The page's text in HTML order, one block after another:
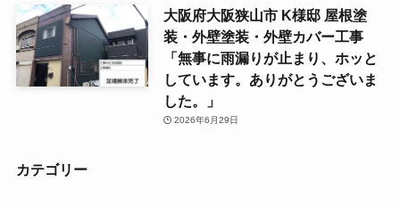
大阪府大阪狭山市 K様邸 屋根塗
装・外壁塗装・外壁カバー工事
「無事に雨漏りが止まり、ホッと
しています。ありがとうございま
した。」
2026年6月29日
カテゴリー